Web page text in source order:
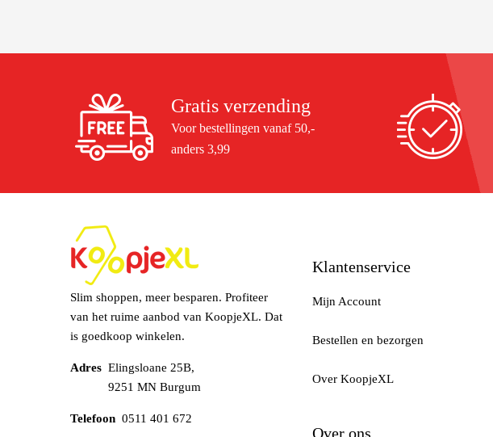
Gratis verzending
Voor bestellingen vanaf 50,-
anders 3,99
Slim shoppen, meer besparen. Profiteer
van het ruime aanbod van KoopjeXL. Dat
is goedkoop winkelen.
Adres Elingsloane 25B,
9251 MN Burgum
Telefoon 0511 401 672
Klantenservice
Mijn Account
Bestellen en bezorgen
Over KoopjeXL
Over ons